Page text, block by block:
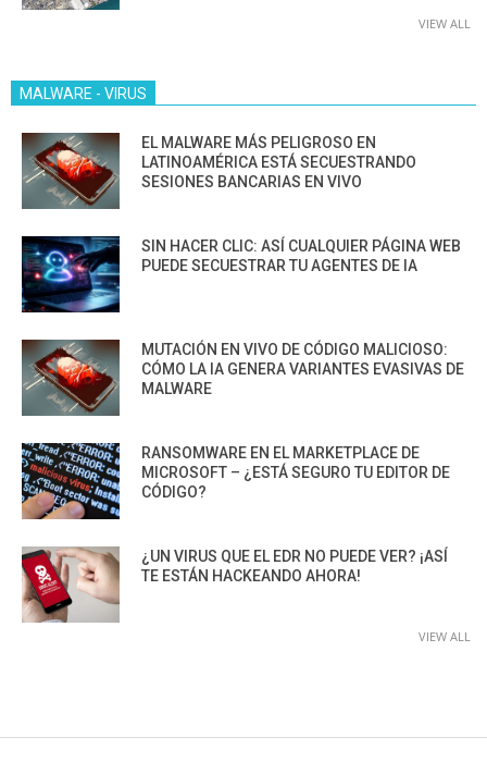
VIEW ALL
MALWARE - VIRUS
EL MALWARE MÁS PELIGROSO EN
LATINOAMÉRICA ESTÁ SECUESTRANDO
SESIONES BANCARIAS EN VIVO
SIN HACER CLIC: ASÍ CUALQUIER PÁGINA WEB
PUEDE SECUESTRAR TU AGENTES DE IA
MUTACIÓN EN VIVO DE CÓDIGO MALICIOSO:
CÓMO LA IA GENERA VARIANTES EVASIVAS DE
MALWARE
RANSOMWARE EN EL MARKETPLACE DE
MICROSOFT – ¿ESTÁ SEGURO TU EDITOR DE
CÓDIGO?
¿UN VIRUS QUE EL EDR NO PUEDE VER? ¡ASÍ
TE ESTÁN HACKEANDO AHORA!
VIEW ALL